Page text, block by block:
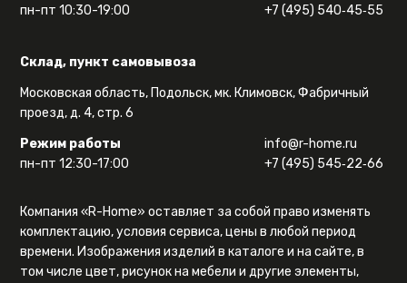
пн-пт 10:30-19:00
+7 (495) 540‑45‑55
Склад, пункт самовывоза
Московская область, Подольск, мк. Климовск, Фабричный
проезд, д. 4, стр. 6
Режим работы
пн-пт 12:30-17:00
info@r-home.ru
+7 (495) 545‑22‑66
Компания «R-Home» оставляет за собой право изменять
комплектацию, условия сервиса, цены в любой период
времени. Изображения изделий в каталоге и на сайте, в
том числе цвет, рисунок на мебели и другие элементы,